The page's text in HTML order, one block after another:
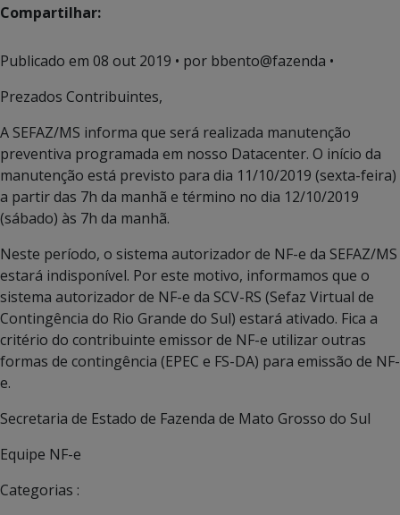
Compartilhar:
Publicado em 08 out 2019 • por bbento@fazenda •
Prezados Contribuintes,
A SEFAZ/MS informa que será realizada manutenção
preventiva programada em nosso Datacenter. O início da
manutenção está previsto para dia 11/10/2019 (sexta-feira)
a partir das 7h da manhã e término no dia 12/10/2019
(sábado) às 7h da manhã.
Neste período, o sistema autorizador de NF-e da SEFAZ/MS
estará indisponível. Por este motivo, informamos que o
sistema autorizador de NF-e da SCV-RS (Sefaz Virtual de
Contingência do Rio Grande do Sul) estará ativado. Fica a
critério do contribuinte emissor de NF-e utilizar outras
formas de contingência (EPEC e FS-DA) para emissão de NF-
e.
Secretaria de Estado de Fazenda de Mato Grosso do Sul
Equipe NF-e
Categorias :